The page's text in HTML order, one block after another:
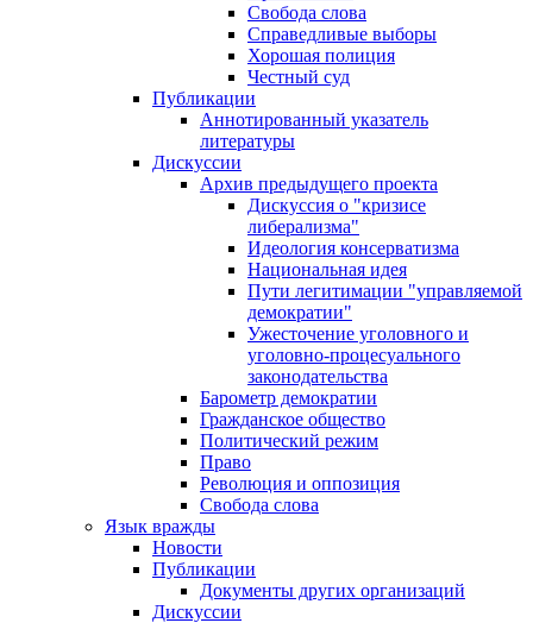
Свобода слова
Справедливые выборы
Хорошая полиция
Честный суд
Публикации
Аннотированный указатель
литературы
Дискуссии
Архив предыдущего проекта
Дискуссия о "кризисе
либерализма"
Идеология консерватизма
Национальная идея
Пути легитимации "управляемой
демократии"
Ужесточение уголовного и
уголовно-процесуального
законодательства
Барометр демократии
Гражданское общество
Политический режим
Право
Революция и оппозиция
Свобода слова
Язык вражды
Новости
Публикации
Документы других организаций
Дискуссии